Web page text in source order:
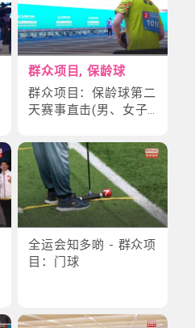
群众项目, 保龄球
群众项目：保龄球第二
天赛事直击(男、女子
全运会知多啲 - 群众项
目：门球